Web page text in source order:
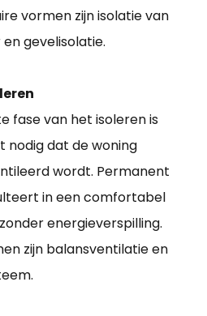
vormen zijn isolatie van
gevelisolatie.
fase van het isoleren is
nodig dat de woning
wordt. Permanent
in een comfortabel
energieverspilling.
zijn balansventilatie en